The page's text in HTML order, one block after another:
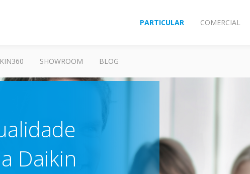
PARTICULAR COMERCIAL
SHOWROOM BLOG
Daikin